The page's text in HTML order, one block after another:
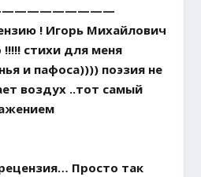
! Игорь Михайлович
стихи для меня
и пафоса)))) поэзия не
воздух ..тот самый
Просто так